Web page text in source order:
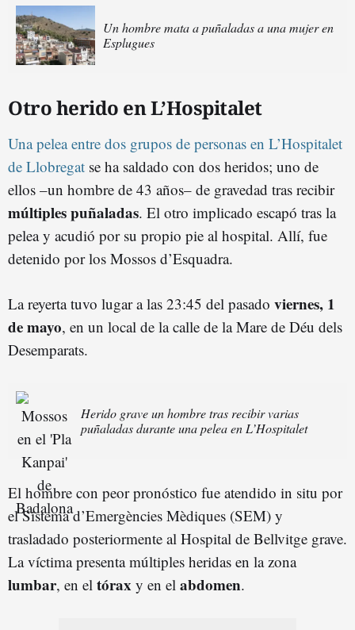
Un hombre mata a puñaladas a una mujer en
Esplugues
Otro herido en L’Hospitalet
Una pelea entre dos grupos de personas en L’Hospitalet
de Llobregat se ha saldado con dos heridos; uno de
ellos –un hombre de 43 años– de gravedad tras recibir
múltiples puñaladas. El otro implicado escapó tras la
pelea y acudió por su propio pie al hospital. Allí, fue
detenido por los Mossos d’Esquadra.
La reyerta tuvo lugar a las 23:45 del pasado viernes, 1
de mayo, en un local de la calle de la Mare de Déu dels
Desemparats.
Herido grave un hombre tras recibir varias
puñaladas durante una pelea en L’Hospitalet
El hombre con peor pronóstico fue atendido in situ por
el Sistema d’Emergències Mèdiques (SEM) y
trasladado posteriormente al Hospital de Bellvitge grave.
La víctima presenta múltiples heridas en la zona
lumbar, en el tórax y en el abdomen.